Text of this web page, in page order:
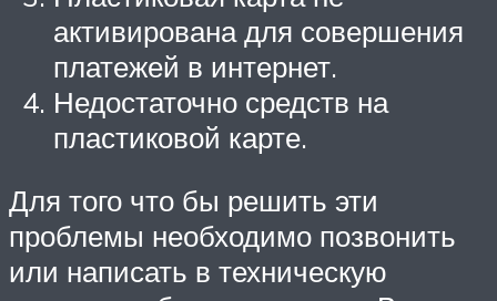
активирована для совершения
платежей в интернет.
Недостаточно средств на
пластиковой карте.
Для того что бы решить эти
проблемы необходимо позвонить
или написать в техническую